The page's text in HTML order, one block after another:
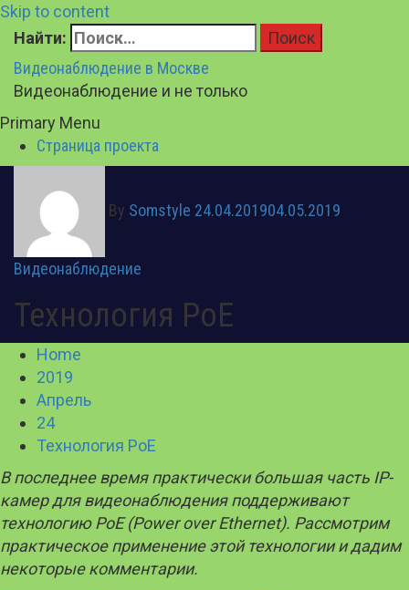
Skip to content
Найти:
Видеонаблюдение в Москве
Видеонаблюдение и не только
Primary Menu
Страница проекта
By Somstyle 24.04.201904.05.2019
Видеонаблюдение
Технология PoE
Home
2019
Апрель
24
Технология PoE
В последнее время практически большая часть IP-
камер для видеонаблюдения поддерживают
технологиюPoE(Power over Ethernet). Рассмотрим
практическое применение этой технологии и дадим
некоторые комментарии.